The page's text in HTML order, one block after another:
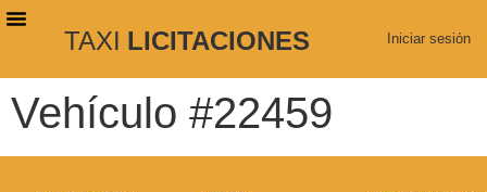
TAXI LICITACIONES Iniciar sesión
Vehículo #22459